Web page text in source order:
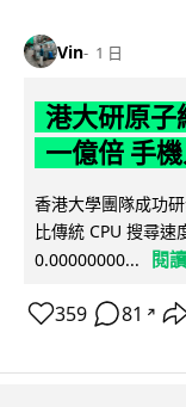
Vin 1 日
港大研原子
一億倍 手
香港大學團隊成功
比傳統 CPU 搜尋
0.00000000...
閱
359 81 ↗